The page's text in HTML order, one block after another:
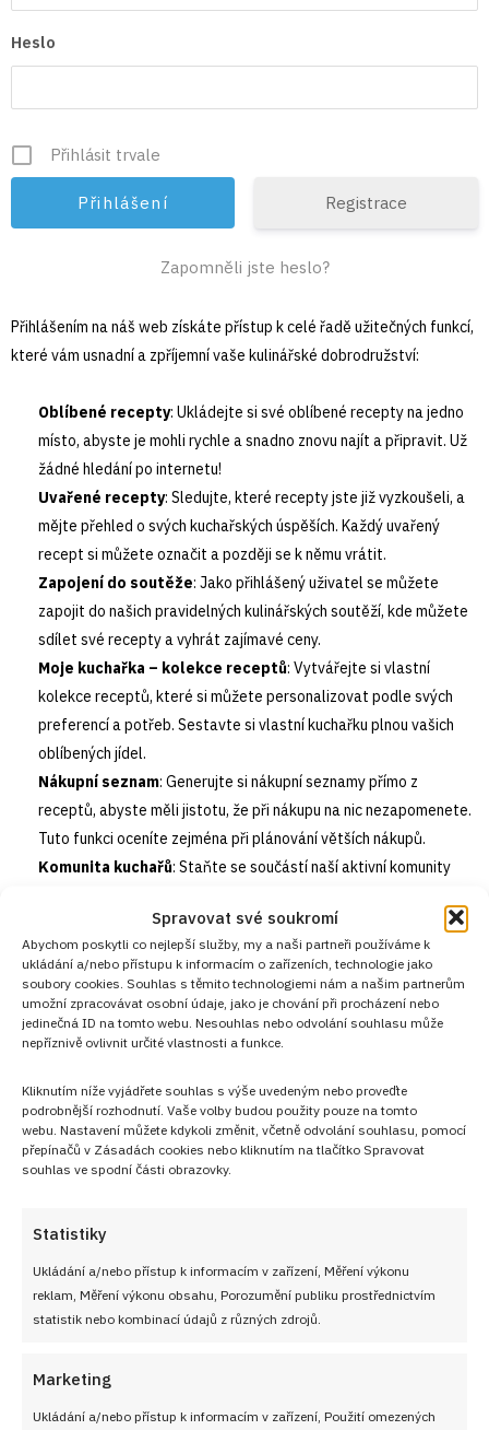
Spravovat své soukromí
Abychom poskytli co nejlepší služby, my a naši partneři používáme k
ukládání a/nebo přístupu k informacím o zařízeních, technologie jako
soubory cookies. Souhlas s těmito technologiemi nám a našim partnerům
umožní zpracovávat osobní údaje, jako je chování při procházení nebo
jedinečná ID na tomto webu. Nesouhlas nebo odvolání souhlasu může
nepříznivě ovlivnit určité vlastnosti a funkce.
Kliknutím níže vyjádřete souhlas s výše uvedeným nebo proveďte
podrobnější rozhodnutí. Vaše volby budou použity pouze na tomto
webu. Nastavení můžete kdykoli změnit, včetně odvolání souhlasu, pomocí
přepínačů v Zásadách cookies nebo kliknutím na tlačítko Spravovat
souhlas ve spodní části obrazovky.
Statistiky
Ukládání a/nebo přístup k informacím v zařízení, Měření výkonu
reklam, Měření výkonu obsahu, Porozumění publiku prostřednictvím
statistik nebo kombinací údajů z různých zdrojů.
Marketing
Ukládání a/nebo přístup k informacím v zařízení, Použití omezených
Heslo
Přihlásit trvale
Registrace
Zapomněli jste heslo?
Přihlášením na náš web získáte přístup k celé řadě užitečných funkcí,
které vám usnadní a zpříjemní vaše kulinářské dobrodružství:
Oblíbené recepty: Ukládejte si své oblíbené recepty na jedno
místo, abyste je mohli rychle a snadno znovu najít a připravit. Už
žádné hledání po internetu!
Uvařené recepty: Sledujte, které recepty jste již vyzkoušeli, a
mějte přehled o svých kuchařských úspěších. Každý uvařený
recept si můžete označit a později se k němu vrátit.
Zapojení do soutěže: Jako přihlášený uživatel se můžete
zapojit do našich pravidelných kulinářských soutěží, kde můžete
sdílet své recepty a vyhrát zajímavé ceny.
Moje kuchařka – kolekce receptů: Vytvářejte si vlastní
kolekce receptů, které si můžete personalizovat podle svých
preferencí a potřeb. Sestavte si vlastní kuchařku plnou vašich
oblíbených jídel.
Nákupní seznam: Generujte si nákupní seznamy přímo z
receptů, abyste měli jistotu, že při nákupu na nic nezapomenete.
Tuto funkci oceníte zejména při plánování větších nákupů.
Komunita kuchařů: Staňte se součástí naší aktivní komunity
od ostatních členů a diskutovat o nejnovějších trendech ve
vaření.
Sledujte nás!